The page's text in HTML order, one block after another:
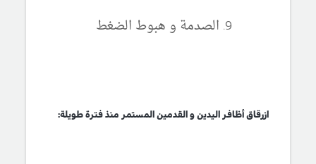
الصدمة و هبوط الضغط
ازرقاق أظافر اليدين و القدمين المستمر منذ فترة طويلة: